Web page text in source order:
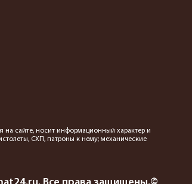
на сайте, носит информационный характер и
СХП, патроны к нему; механические